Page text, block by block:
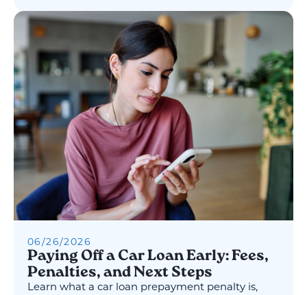
06 /26/2026
Paying Off a Car Loan Early: Fees,
Penalties, and Next Steps
Learn what a car loan prepayment penalty is,